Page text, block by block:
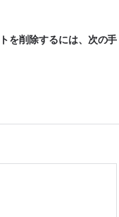
を削除するには、次の手